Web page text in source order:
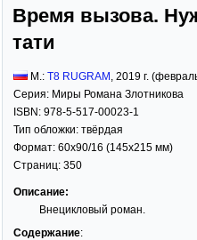
Время вызова.
тати
М.: Т8 RUGRAM 2019 г.
Серия: Миры Романа Злотникова
ISBN: 978-5-517-00023-1
Тип обложки: твёрдая
Формат: 60x90/16 (145x215 мм)
Страниц: 350
Описание:
Внецикловый роман.
Содержание: